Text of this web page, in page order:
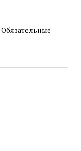
Обязательные